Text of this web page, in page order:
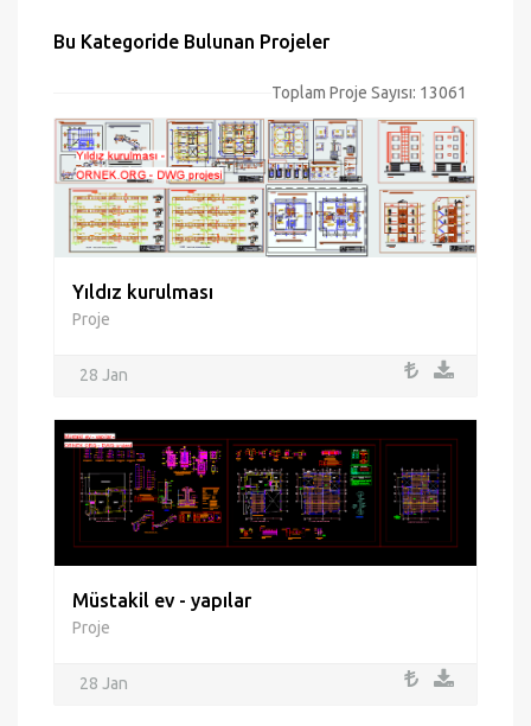
Bu Kategoride Bulunan Projeler
Toplam Proje Sayısı: 13061
Yıldız kurulması
Proje
28 Jan
Müstakil ev - yapılar
Proje
28 Jan